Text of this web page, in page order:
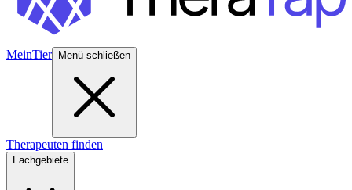
MeinTier Menü schließen
Therapeuten finden
Fachgebiete